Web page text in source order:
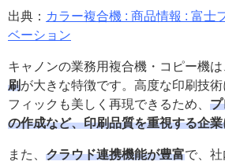
出典： カラー複合機 : 商品情報 : 富士
ベーション
キャノンの業務用複合機・コピー機は
刷が大きな特徴です。高度な印刷技
フィックも美しく再現できるため、 プ
の作成など、印刷品質を重視する企
また、 クラウド連携機能が豊富で、